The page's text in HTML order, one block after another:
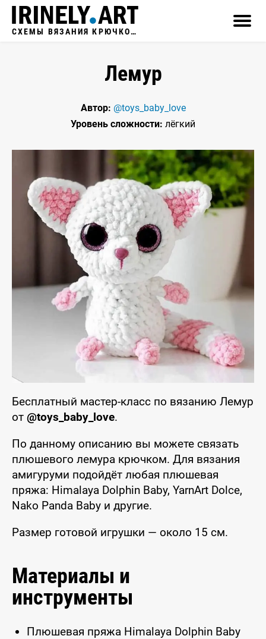
СХЕМЫ ВЯЗАНИЯ КРЮЧКОМ
Лемур
Автор: @toys_baby_love
Уровень сложности: лёгкий
Бесплатный мастер-класс по вязанию Лемур
от @toys_baby_love.
По данному описанию вы можете связать
плюшевого лемура крючком. Для вязания
амигуруми подойдёт любая плюшевая
пряжа: Himalaya Dolphin Baby, YarnArt Dolce,
Nako Panda Baby и другие.
Размер готовой игрушки — около 15 см.
Материалы и
инструменты
Плюшевая пряжа Himalaya Dolphin Baby